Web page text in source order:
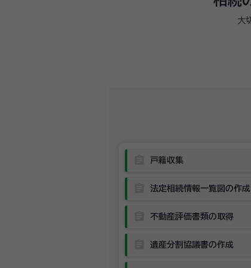
大
戸籍収集
法定相続情報一覧図の作成
不動産評価書類の取得
遺産分割協議書の作成